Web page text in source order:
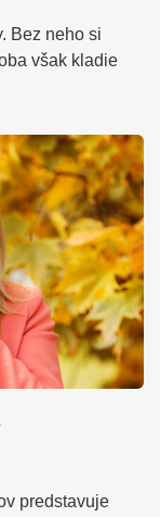
Bez neho si
však kladie
predstavuje